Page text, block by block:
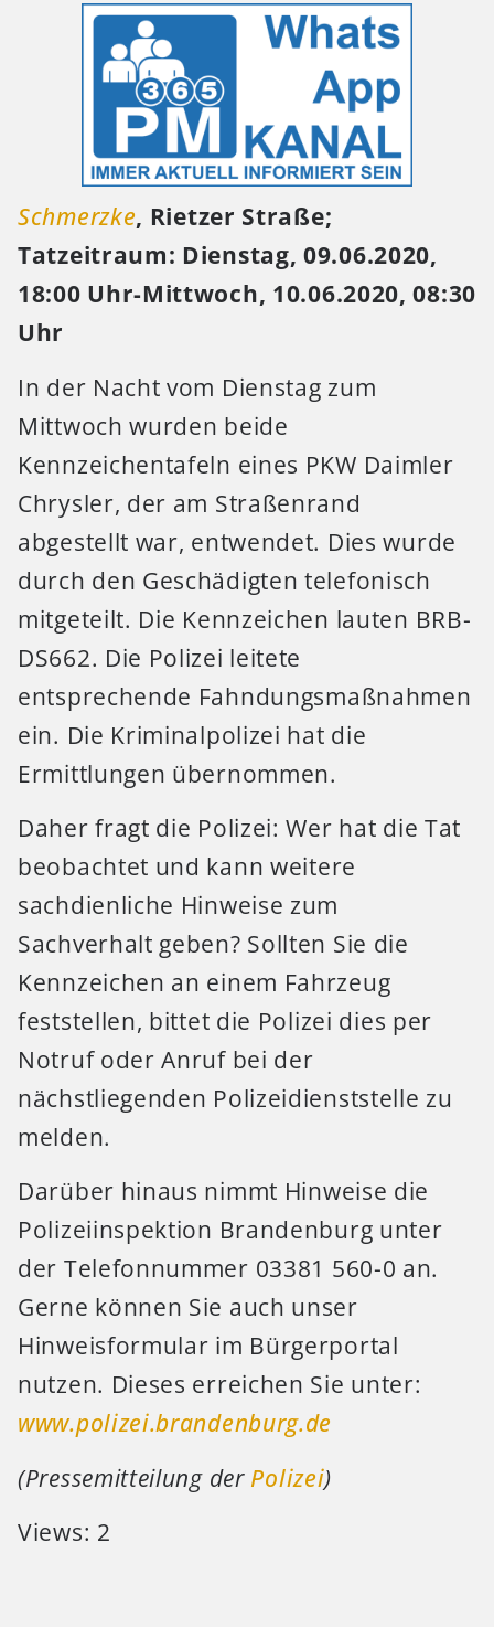
Schmerzke, Rietzer Straße;
Tatzeitraum: Dienstag, 09.06.2020,
18:00 Uhr-Mittwoch, 10.06.2020, 08:30
Uhr
In der Nacht vom Dienstag zum
Mittwoch wurden beide
Kennzeichentafeln eines PKW Daimler
Chrysler, der am Straßenrand
abgestellt war, entwendet. Dies wurde
durch den Geschädigten telefonisch
mitgeteilt. Die Kennzeichen lauten BRB-
DS662. Die Polizei leitete
entsprechende Fahndungsmaßnahmen
ein. Die Kriminalpolizei hat die
Ermittlungen übernommen.
Daher fragt die Polizei: Wer hat die Tat
beobachtet und kann weitere
sachdienliche Hinweise zum
Sachverhalt geben? Sollten Sie die
Kennzeichen an einem Fahrzeug
feststellen, bittet die Polizei dies per
Notruf oder Anruf bei der
nächstliegenden Polizeidienststelle zu
melden.
Darüber hinaus nimmt Hinweise die
Polizeiinspektion Brandenburg unter
der Telefonnummer 03381 560-0 an.
Gerne können Sie auch unser
Hinweisformular im Bürgerportal
nutzen. Dieses erreichen Sie unter:
www.polizei.brandenburg.de
(Pressemitteilung der Polizei)
Views: 2